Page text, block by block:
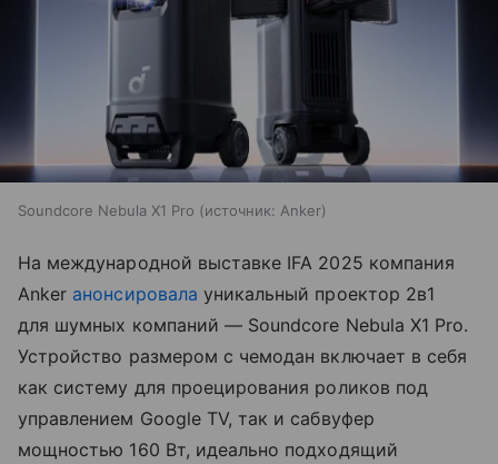
Soundcore Nebula X1 Pro источник: Anker
На международной выставке IFA 2025 компания
Anker анонсировала уникальный проектор 2в1
для шумных компаний — Soundcore Nebula X1 Pro.
Устройство размером с чемодан включает в себя
как систему для проецирования роликов под
управлением Google TV, так и сабвуфер
мощностью 160 Вт, идеально подходящий